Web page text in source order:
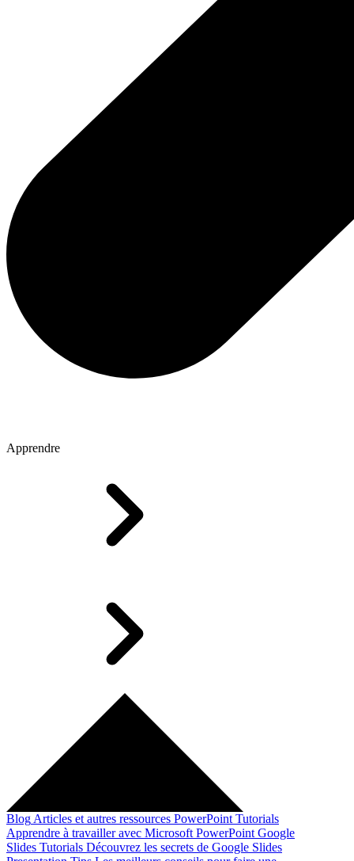
Apprendre
Blog Articles et autres ressources PowerPoint Tutorials
Apprendre à travailler avec Microsoft PowerPoint Google
Slides Tutorials Découvrez les secrets de Google Slides